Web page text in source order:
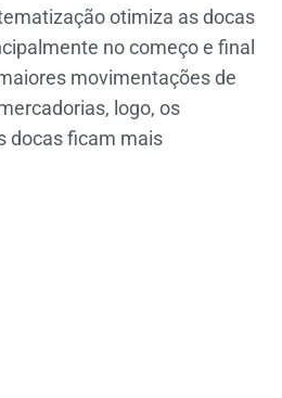
otimiza as docas
no começo e final
movimentações de
logo, os
docas ficam mais